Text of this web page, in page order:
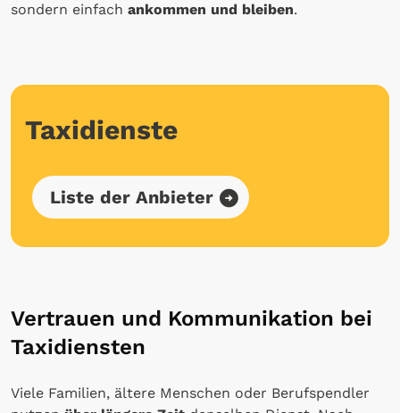
sondern einfach ankommen und bleiben.
Taxidienste
Liste der Anbieter
Vertrauen und Kommunikation bei
Taxidiensten
Viele Familien, ältere Menschen oder Berufspendler